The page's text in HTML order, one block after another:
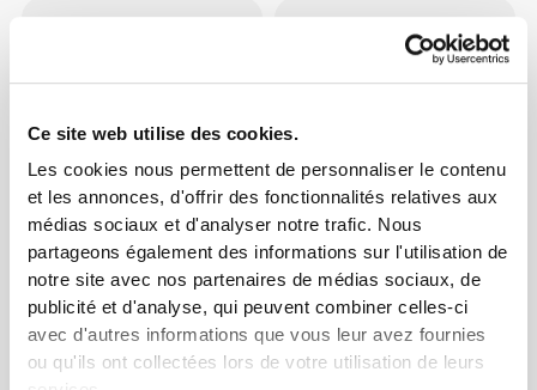
Ce site web utilise des cookies.
Les cookies nous permettent de personnaliser le contenu
et les annonces, d'offrir des fonctionnalités relatives aux
médias sociaux et d'analyser notre trafic. Nous
partageons également des informations sur l'utilisation de
notre site avec nos partenaires de médias sociaux, de
publicité et d'analyse, qui peuvent combiner celles-ci
avec d'autres informations que vous leur avez fournies
ou qu'ils ont collectées lors de votre utilisation de leurs
$13.62
Spirulina 3000 mg 90 tabs
$11.65 $21.19
45%
Multi Men 18+ 60 tabs